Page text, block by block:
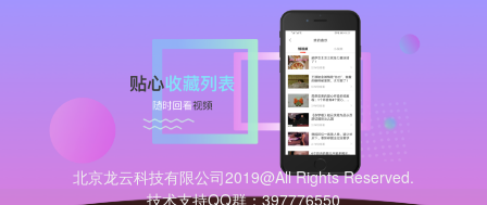
北京龙云科技有限公司2019@All Rights Reserved.
技术支持QQ群：397776550